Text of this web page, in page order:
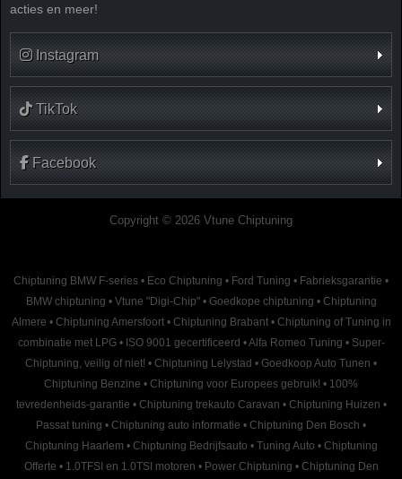
acties en meer!
Instagram
TikTok
Facebook
Copyright © 2026 Vtune Chiptuning
Chiptuning BMW F-series • Eco Chiptuning • Ford Tuning • Fabrieksgarantie •
BMW chiptuning • Vtune "Digi-Chip" • Goedkope chiptuning • Chiptuning
Almere • Chiptuning Amersfoort • Chiptuning Brabant • Chiptuning of Tuning in
combinatie met LPG • ISO 9001 gecertificeerd •Alfa Romeo Tuning • Super-
Chiptuning, veilig of niet! • Chiptuning Lelystad • Goedkoop Auto Tunen •
Chiptuning Benzine • Chiptuning voor Europees gebruik! • 100%
tevredenheids-garantie • Chiptuning trekauto Caravan • Chiptuning Huizen •
Passat tuning • Chiptuning auto informatie • Chiptuning Den Bosch •
Chiptuning Haarlem • Chiptuning Bedrijfsauto • Tuning Auto • Chiptuning
Offerte • 1.0TFSI en 1.0TSI motoren • Power Chiptuning • Chiptuning Den